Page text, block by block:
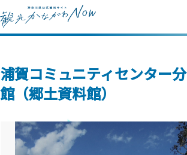
浦賀コミュニティセンター分
館（郷土資料館）